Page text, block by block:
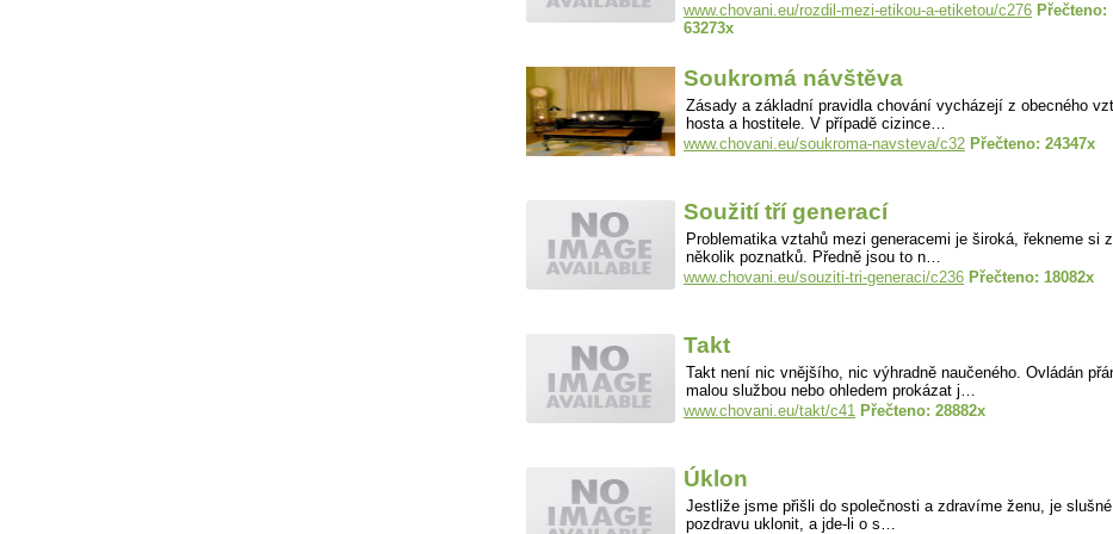
www.chovani.eu/rozdil-mezi-etikou-a-etiketou/c276 Přečteno:
63273x
Soukromá návštěva
Zásady a základní pravidla chování vycházejí z obecného
hosta a hostitele. V případě cizince…
www.chovani.eu/soukroma-navsteva/c32 Přečteno: 24347x
Soužití tří generací
Problematika vztahů mezi generacemi je široká, řekneme si
několik poznatků. Předně jsou to n…
www.chovani.eu/souziti-tri-generaci/c236 Přečteno: 18082x
Takt
Takt není nic vnějšího, nic výhradně naučeného. Ovládán
malou službou nebo ohledem prokázat j…
www.chovani.eu/takt/c41 Přečteno: 28882x
Úklon
Jestliže jsme přišli do společnosti a zdravíme ženu, je
pozdravu uklonit, a jde-li o s…